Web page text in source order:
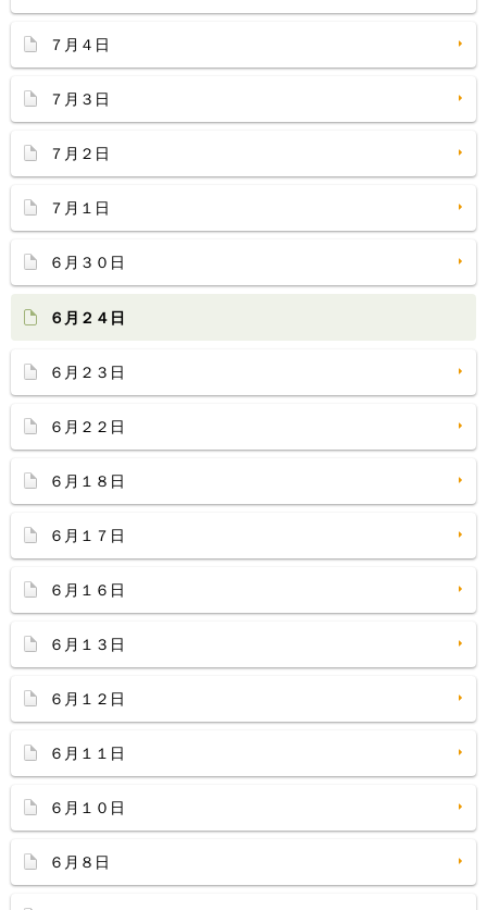
７月４日
７月３日
７月２日
７月１日
６月３０日
６月２４日
６月２３日
６月２２日
６月１８日
６月１７日
６月１６日
６月１３日
６月１２日
６月１１日
６月１０日
６月８日